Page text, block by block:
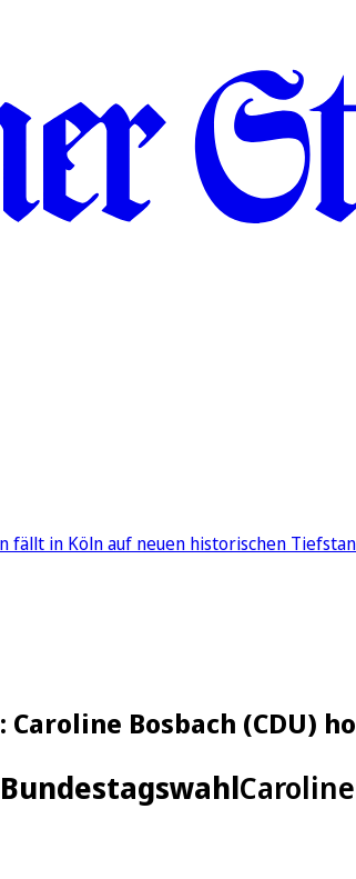
fällt in Köln auf neuen historischen
Bosbach (CDU)